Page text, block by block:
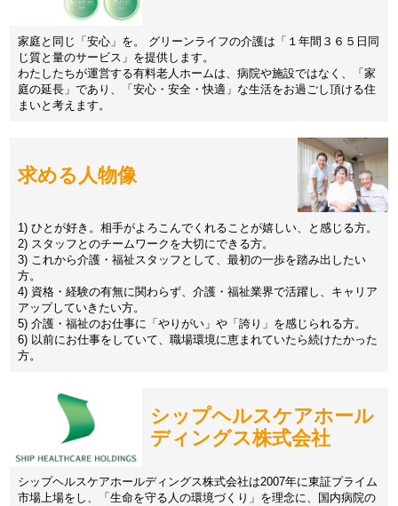
家庭と同じ「安心」を。 グリーンライフの介護は「１年間３６５日同
じ質と量のサービス」を提供します。
わたしたちが運営する有料老人ホームは、病院や施設ではなく、「家
庭の延長」であり、「安心・安全・快適」な生活をお過ごし頂ける住
まいと考えます。
求める人物像
1) ひとが好き。相手がよろこんでくれることが嬉しい、と感じる方。
2) スタッフとのチームワークを大切にできる方。
3) これから介護・福祉スタッフとして、最初の一歩を踏み出したい
方。
4) 資格・経験の有無に関わらず、介護・福祉業界で活躍し、キャリア
アップしていきたい方。
5) 介護・福祉のお仕事に「やりがい」や「誇り」を感じられる方。
6) 以前にお仕事をしていて、職場環境に恵まれていたら続けたかった
方。
シップヘルスケアホール
ディングス株式会社
シップヘルスケアホールディングス株式会社は2007年に東証プライム
市場上場をし、「生命を守る人の環境づくり」を理念に、国内病院の